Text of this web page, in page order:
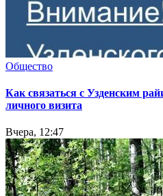
Общество
Как связаться с Узденским
личного визита
Вчера, 12:47